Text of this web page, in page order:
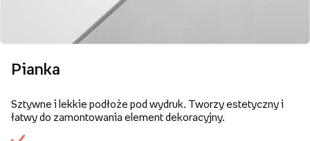
Pianka
Sztywne i lekkie podłoże pod wydruk. Tworzy estetyczny i
łatwy do zamontowania element dekoracyjny.